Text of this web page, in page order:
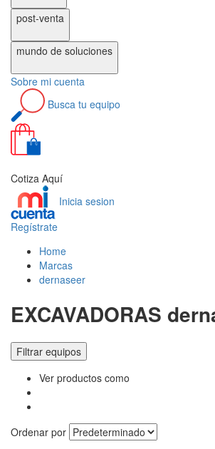
post-venta
mundo de soluciones
Sobre mi cuenta
Busca tu equipo
Cotiza Aquí
Inicia sesion
Regístrate
Home
Marcas
dernaseer
EXCAVADORAS
Filtrar equipos
Ver productos como
Ordenar por